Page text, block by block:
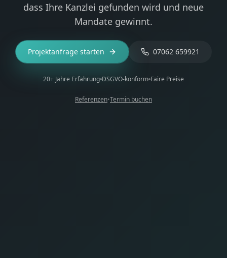
dass Ihre Kanzlei gefunden wird und neue
Mandate gewinnt.
Projektanfrage starten 07062 659921
20+ Jahre Erfahrung DSGVO-konform Faire Preise
Referenzen•Termin buchen